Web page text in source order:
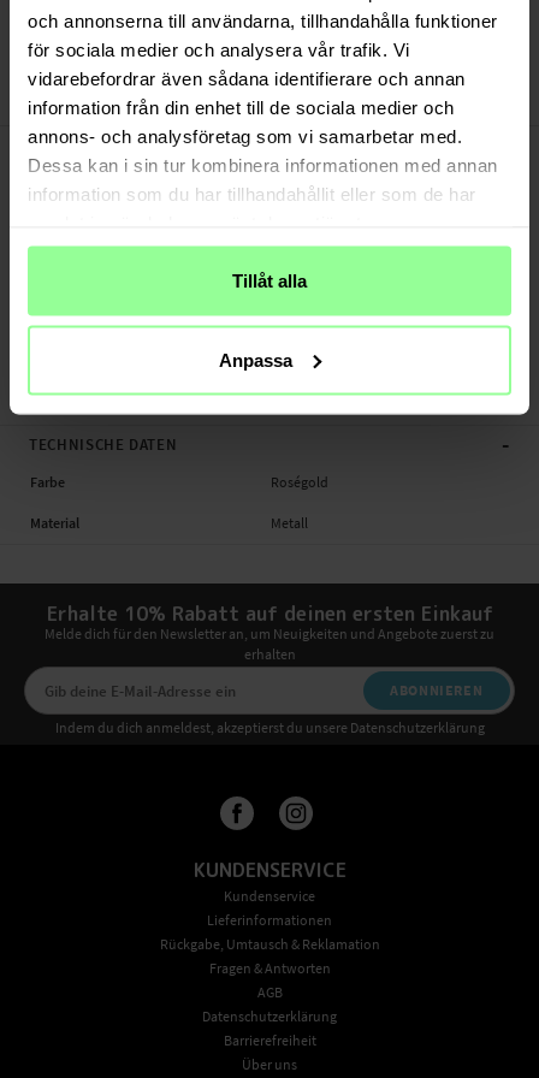
och annonserna till användarna, tillhandahålla funktioner
för sociala medier och analysera vår trafik. Vi
vidarebefordrar även sådana identifierare och annan
information från din enhet till de sociala medier och
annons- och analysföretag som vi samarbetar med.
Dessa kan i sin tur kombinera informationen med annan
information som du har tillhandahållit eller som de har
Tillåt alla
Anpassa
Bezahle sicher via Klarna oder PayPal
30 Tage Rückgaberecht
Art number :23489
PRODUKTBESCHREIBUNG
Konnektoren für Bänder für Apple Watch 45mm Series 8.
- Apple Watch 45mm Series 8 A2771 / A2774 / A2775 / A2858
Produktart: Konnektoren für Bänder
Material: Metall
Konnektoren für Bänder, Smartwatch
TECHNISCHE DATEN -
Farbe Roségold
Material Metall
Erhalte 10% Rabatt auf deinen ersten Einkauf
Melde dich für den Newsletter an, um Neuigkeiten und Angebote zuerst zu
erhalten
ABONNIEREN
Indem du dich anmeldest, akzeptierst du unsere Datenschutzerklärung
KUNDENSERVICE
Kundenservice
Lieferinformationen
Rückgabe, Umtausch & Reklamation
Fragen & Antworten
AGB
Datenschutzerklärung
Barrierefreiheit
Über uns